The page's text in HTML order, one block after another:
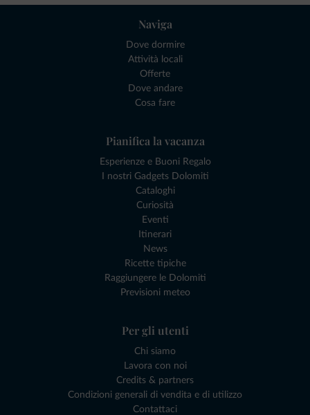
Naviga
Dove dormire
Attività locali
Offerte
Dove andare
Cosa fare
Pianifica la vacanza
Esperienze e Buoni Regalo
I nostri Gadgets Dolomiti
Cataloghi
Curiosità
Eventi
Itinerari
News
Ricette tipiche
Raggiungere le Dolomiti
Previsioni meteo
Per gli utenti
Chi siamo
Lavora con noi
Credits & partners
Condizioni generali di vendita e di utilizzo
Contattaci